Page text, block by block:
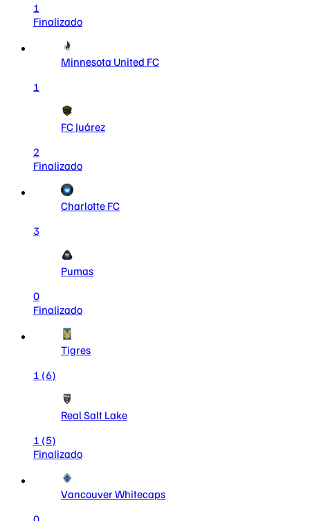
1
Finalizado
Minnesota United FC
1
FC Juárez
2
Finalizado
Charlotte FC
3
Pumas
0
Finalizado
Tigres
1 (6)
Real Salt Lake
1 (5)
Finalizado
Vancouver Whitecaps